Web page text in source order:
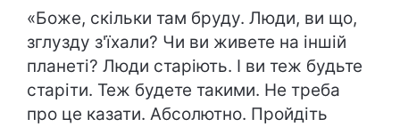
«Боже, скільки там бруду. Люди, ви що,
зглузду з'їхали? Чи ви живете на іншій
планеті? Люди старіють. І ви теж будьте
старіти. Теж будете такими. Не треба
про це казати. Абсолютно. Пройдіть